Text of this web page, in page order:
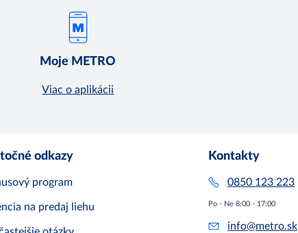
Moje METRO
Viac o aplikácii
odkazy
program
na predaj liehu
Kontakty
0850 123 223
Po - Ne 8:00 - 17:00
info@metro.sk